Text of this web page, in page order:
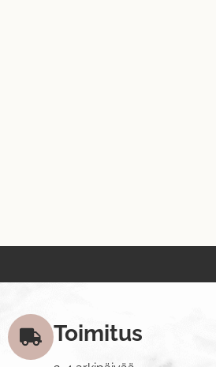
Toimitus